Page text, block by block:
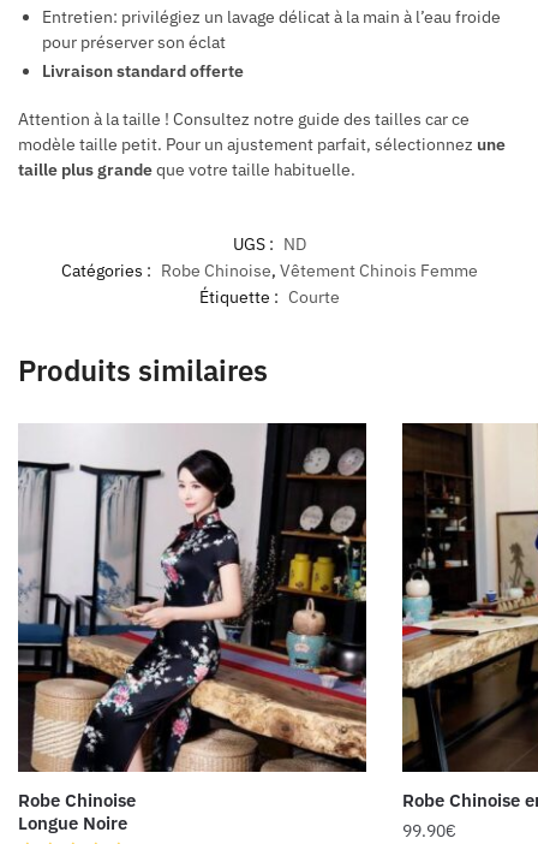
Entretien: privilégiez un lavage délicat à la main à l’eau froide
pour préserver son éclat
Livraison standard offerte
Attention à la taille ! Consultez notre guide des tailles car ce
modèle taille petit. Pour un ajustement parfait, sélectionnez une
taille plus grandeque votre taille habituelle.
UGS : ND
Catégories : Robe Chinoise, Vêtement Chinois Femme
Étiquette : Courte
Produits similaires
Robe Chinoise
Longue Noire
Robe Chinoise
99.90€